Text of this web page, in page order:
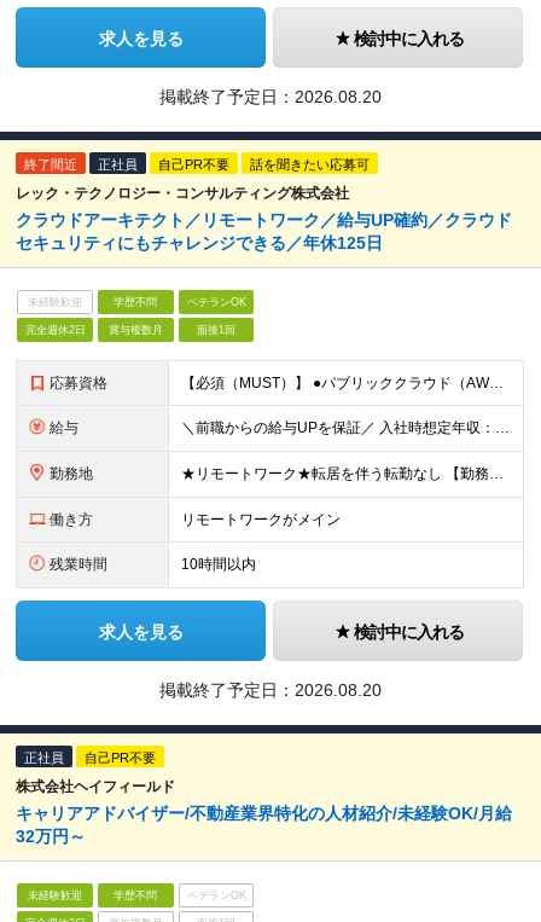
求人を見る 検討中に入れる
掲載終了予定日： 2026.08.20
終了間近 正社員 自己PR不要 話を聞きたい応募可
レック・テクノロジー・コンサルティング株式会社
クラウドアーキテクト／リモートワーク／給与UP確約／クラウド
セキュリティにもチャレンジできる／年休125日
未経験歓迎 学歴不問 ベテランOK
完全週休2日 賞与複数月 面接1回
応募資格 【必須（MUST）】 ●パブリッククラウド（AWS、GCP、Azureなど）を利用した設計、構築経験 ※学歴不問 【歓迎（WANT）】 ●パブリッククラウドを利用したインフラ／サービス運用経験 ●D
給与 ＼前職からの給与UPを保証／ 入社時想定年収：600～1000万円 月給40万円～ + 賞与年2回 + 住宅手当（月2～3万円）+ 在宅勤務手当（月3千円）+ 残業代 ※月給にみなし残業は含みません
勤務地 ★リモートワーク★転居を伴う転勤なし 【勤務地】 ■本社／東京都港区新橋2-9-17 ■首都圏（東京・埼玉・神奈川・千葉）のプロジェクト先 リモートワークでの勤務がメインです。 適宜対面で集まる機
働き方 リモートワークがメイン
残業時間 10時間以内
求人を見る 検討中に入れる
掲載終了予定日： 2026.08.20
正社員 自己PR不要
株式会社ヘイフィールド
キャリアアドバイザー/不動産業界特化の人材紹介/未経験OK/月給
32万円～
未経験歓迎 学歴不問 ベテランOK